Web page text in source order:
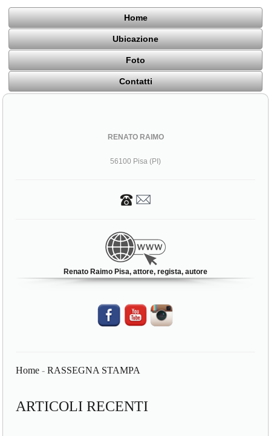
Home
Ubicazione
Foto
Contatti
RENATO RAIMO
56100 Pisa (PI)
Renato Raimo Pisa, attore, regista, autore
Home -RASSEGNA STAMPA
ARTICOLI RECENTI